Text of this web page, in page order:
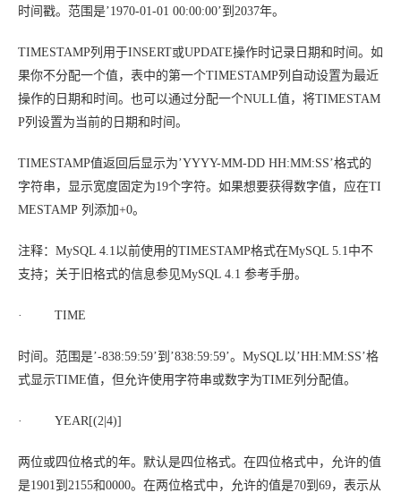
时间戳。范围是’1970-01-01 00:00:00’到2037年。
TIMESTAMP列用于INSERT或UPDATE操作时记录日期和时间。如
果你不分配一个值，表中的第一个TIMESTAMP列自动设置为最近
操作的日期和时间。也可以通过分配一个NULL值，将TIMESTAM
P列设置为当前的日期和时间。
TIMESTAMP值返回后显示为’YYYY-MM-DD HH:MM:SS’格式的
字符串，显示宽度固定为19个字符。如果想要获得数字值，应在TI
MESTAMP 列添加+0。
注释： MySQL 4.1以前使用的TIMESTAMP格式在MySQL 5.1中不
支持；关于旧格式的信息参见MySQL 4.1 参考手册。
· TIME
时间。范围是’-838:59:59’到’838:59:59’。MySQL以’HH:MM:SS’格
式显示TIME值，但允许使用字符串或数字为TIME列分配值。
· YEAR[(2|4)]
两位或四位格式的年。默认是四位格式。在四位格式中，允许的值
是1901到2155和0000。在两位格式中，允许的值是70到69，表示从